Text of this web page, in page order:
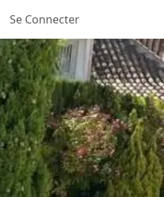
Se Connecter